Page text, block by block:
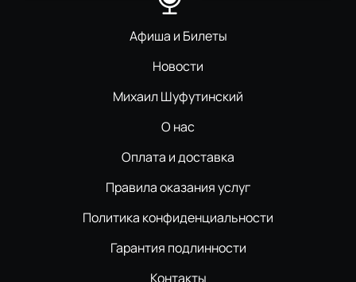
Афиша и Билеты
Новости
Михаил Шуфутинский
О нас
Оплата и доставка
Правила оказания услуг
Политика конфиденциальности
Гарантия подлинности
Контакты